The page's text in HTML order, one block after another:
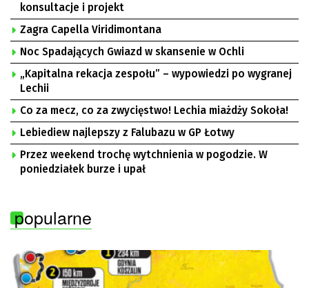
konsultacje i projekt
Zagra Capella Viridimontana
Noc Spadających Gwiazd w skansenie w Ochli
„Kapitalna rekacja zespołu” – wypowiedzi po wygranej
Lechii
Co za mecz, co za zwycięstwo! Lechia miażdży Sokoła!
Lebiediew najlepszy z Falubazu w GP Łotwy
Przez weekend trochę wytchnienia w pogodzie. W
poniedziałek burze i upał
popularne